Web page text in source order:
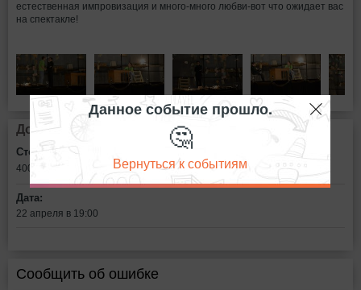
естественная импровизация и много-много любви-вот что ожидает вас
на спектакле!
Дополнительная информация
Стоимость билетов:
400
Дата:
22 апреля в 19:00
Сообщить об ошибке
Данное событие прошло.
🤔
Вернуться к событиям